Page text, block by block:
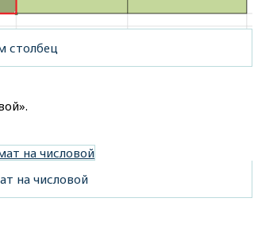
столбец
на числовой